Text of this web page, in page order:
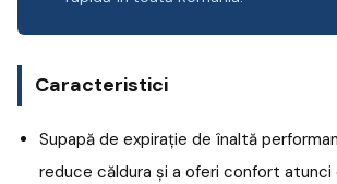
Caracteristici
Supapă de expirație de înaltă
reduce căldura și a oferi confort